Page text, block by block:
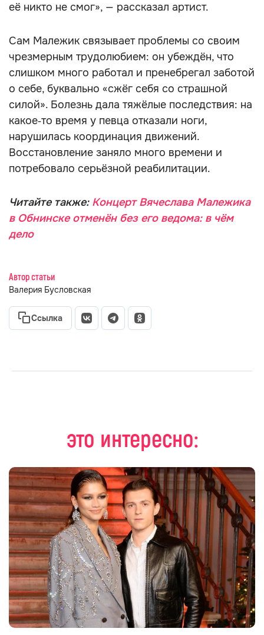
её никто не смог», — рассказал артист.
Сам Малежик связывает проблемы со своим
чрезмерным трудолюбием: он убеждён, что
слишком много работал и пренебрегал заботой
о себе, буквально «сжёг себя со страшной
силой». Болезнь дала тяжёлые последствия: на
какое‑то время у певца отказали ноги,
нарушилась координация движений.
Восстановление заняло много времени и
потребовало серьёзной реабилитации.
Читайте также: Концерт Вячеслава Малежика
в Обнинске отменён без его ведома: в чём
дело
Автор статьи
Валерия Бусловская
Ссылка
это интересно: